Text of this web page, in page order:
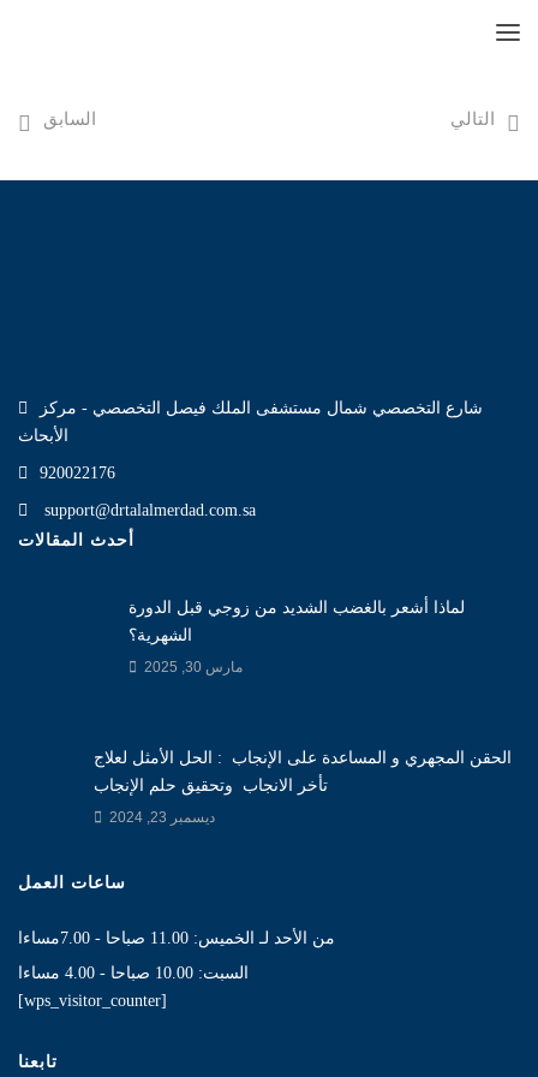
السابق التالي
شارع التخصصي شمال مستشفى الملك فيصل التخصصي - مركز
الأبحاث
920022176
support@drtalalmerdad.com.sa
أحدث المقالات
لماذا أشعر بالغضب الشديد من زوجي قبل الدورة
الشهرية؟
مارس 30, 2025
الحقن المجهري و المساعدة على الإنجاب : الحل الأمثل لعلاج
تأخر الانجاب وتحقيق حلم الإنجاب
ديسمبر 23, 2024
ساعات العمل
من الأحد لـ الخميس: 11.00 صباحا - 7.00مساءا
السبت: 10.00 صباحا - 4.00 مساءا
[wps_visitor_counter]
تابعنا